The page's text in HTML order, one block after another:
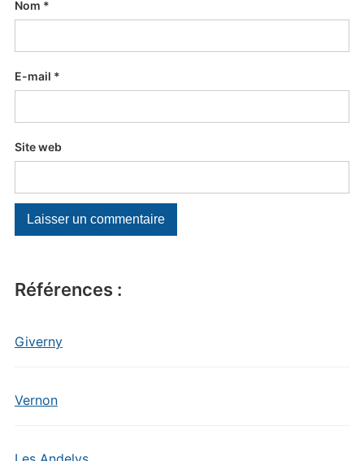
Références :
Giverny
Vernon
Nom *
E-mail *
Site web